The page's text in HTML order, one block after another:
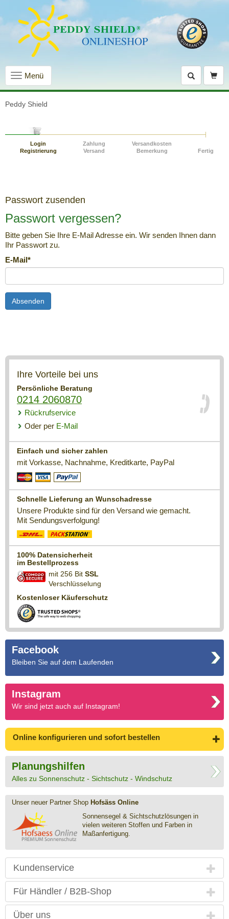
Navigation
einblenden
Menü
Peddy Shield
Login
Registrierung
Zahlung
Versand
Versandkosten
Bemerkung
Fertig
Passwort zusenden
Passwort vergessen?
Bitte geben Sie Ihre E-Mail Adresse ein. Wir senden Ihnen dann
Ihr Passwort zu.
E-Mail*
Ihre Vorteile bei uns
Persönliche Beratung
0214 2060870
Rückrufservice
Oder per E-Mail
Einfach und sicher zahlen
mit Vorkasse, Nachnahme, Kreditkarte, PayPal
Schnelle Lieferung an Wunschadresse
Unsere Produkte sind für den Versand wie gemacht.
Mit Sendungsverfolgung!
100% Datensicherheit
im Bestellprozess
mit 256 Bit SSL
Verschlüsselung
Kostenloser Käuferschutz
Facebook
Bleiben Sie auf dem Laufenden
Instagram
Wir sind jetzt auch auf Instagram!
Online konfigurieren und sofort bestellen
Planungshilfen
Alles zu Sonnenschutz - Sichtschutz - Windschutz
Unser neuer Partner Shop Hofsäss Online
Sonnensegel & Sichtschutz­lösungen in
vielen weiteren Stoffen und Farben in
Maßanfertigung.
Kundenservice
Für Händler / B2B-Shop
Über uns